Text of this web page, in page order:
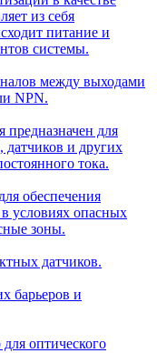
из себя
питание и
системы.
между выходами
NPN.
для
датчиков и других
тока.
обеспечения
условиях опасных
зоны.
датчиков.
барьеров и
оптического